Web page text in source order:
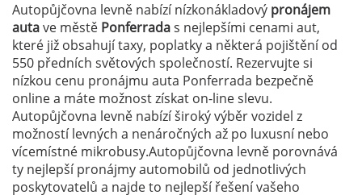
Autopůjčovna levně nabízí nízkonákladový pronájem
autave městě Ponferradas nejlepšími cenami aut,
které již obsahují taxy, poplatky a některá pojištění od
550 předních světových společností. Rezervujte si
nízkou cenu pronájmu auta Ponferrada bezpečně
online a máte možnost získat on-line slevu.
Autopůjčovna levně nabízí široký výběr vozidel z
možností levných a nenáročných až po luxusní nebo
vícemístné mikrobusy.Autopůjčovna levně porovnává
ty nejlepší pronájmy automobilů od jednotlivých
poskytovatelů a najde to nejlepší řešení vašeho